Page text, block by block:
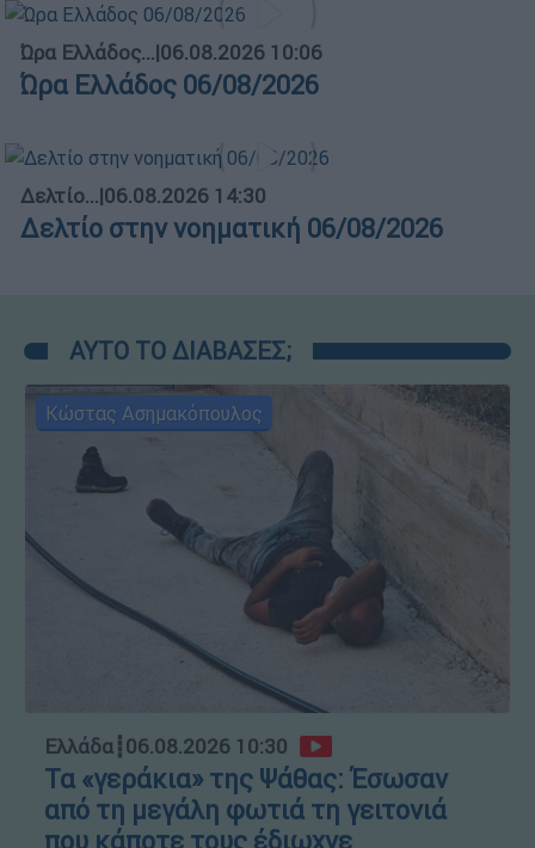
Ώρα Ελλάδος...|06.08.2026 10:06
Ώρα Ελλάδος 06/08/2026
Δελτίο...|06.08.2026 14:30
Δελτίο στην νοηματική 06/08/2026
ΑΥΤΟ ΤΟ ΔΙΑΒΑΣΕΣ;
Κώστας Ασημακόπουλος
Ελλάδα┋06.08.2026 10:30
Τα «γεράκια» της Ψάθας: Έσωσαν
από τη μεγάλη φωτιά τη γειτονιά
που κάποτε τους έδιωχνε